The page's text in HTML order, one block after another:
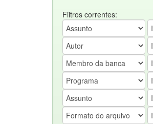
Filtros correntes: